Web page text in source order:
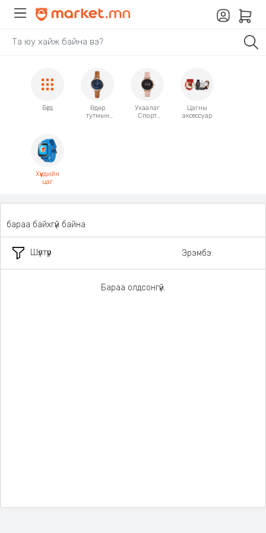
Бүгд
Өдөр
тутмын
Ухаалаг
Спорт
Цагны
аксессуар
Хүүхдийн
цаг
Шүүлтүүр
бараа байхгүй байна
Эрэмбэ:
Бараа олдсонгүй.